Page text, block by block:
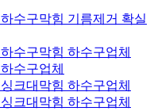
수구막힘 기름제거 확실
수구막힘 하수구업체
수구업체
크대막힘 하수구업체
크대막힘 하수구업체